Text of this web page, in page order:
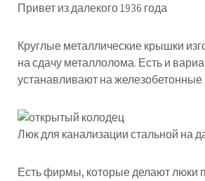
Привет из далекого 1936 года
Круглые металлические крышки
на сдачу металлолома. Есть и
устанавливают на
Люк для канализации стальной на
Есть фирмы, которые делают люки